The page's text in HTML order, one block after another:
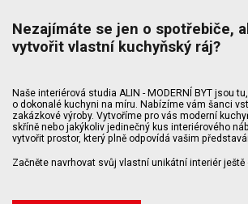
Nezajímáte se jen o spotřebiče,
vytvořit vlastní kuchyňský ráj?
Naše interiérová studia ALIN - MODERNÍ BYT jsou
o dokonalé kuchyni na míru. Nabízíme vám šanci
zakázkové výroby. Vytvoříme pro vás moderní
skříně nebo jakýkoliv jedinečný kus interiérového
vytvořit prostor, který plně odpovídá vašim
Začněte navrhovat svůj vlastní unikátní interiér ještě